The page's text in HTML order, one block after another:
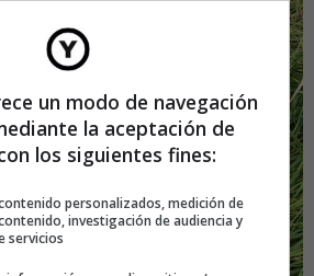
un modo de navegación
la aceptación de
los siguientes fines:
personalizados, medición de
investigación de audiencia y
servicios